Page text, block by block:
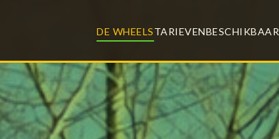
DE WHEELSTARIEVENBESCHIKBAAR